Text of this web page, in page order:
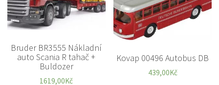
Bruder BR3555 Nákladní
auto Scania R tahač +
Buldozer
1619,00Kč
Kovap 00496 Autobus DB
439,00Kč